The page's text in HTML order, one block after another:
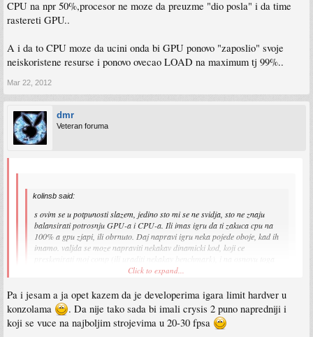
CPU na npr 50%,procesor ne moze da preuzme "dio posla" i da time
rastereti GPU..
A i da to CPU moze da ucini onda bi GPU ponovo "zaposlio" svoje
neiskoristene resurse i ponovo ovecao LOAD na maximum tj 99%..
Mar 22, 2012
dmr
Veteran foruma
kolinsb said:
s ovim se u potpunosti slazem, jedino sto mi se ne svidja, sto ne znaju
balansirati potrosnju GPU-a i CPU-a. Ili imas igru da ti zakuca cpu na
100% a gpu zjapi, ili obrnuto. Daj napravi igru neka pojede oboje, kad ih
imamo. valjda se moze napraviti nekakav dinamicki kod, koji ce
prilagoditi igru tome, tj. iskoristenost cpu-a i gpu-a. mozda netko ima npr
njega vise muze.... a vecina ce igara pozderati tu graficku, a nece
iskoristiti ni 30% procesora. ovo vjerovatno najvise zavisi od engine-a, pa
bi on trebao biti takav nekakav "dinamicki"
Click to expand...
pa valjda si mogao skontati da ja mislim na PC, jer tu svako malo nesto izadje, i
naravno to nesto bude jos jace. konzolu ne mozes nadograditi, i sasvim je jasno da
je sama konzola limitirana od dana izlaska iste, a kamo li kasnije
Click to expand...
Pa i jesam a ja opet kazem da je developerima igara limit hardver u
konzolama
. Da nije tako sada bi imali crysis 2 puno napredniji i
koji se vuce na najboljim strojevima u 20-30 fpsa